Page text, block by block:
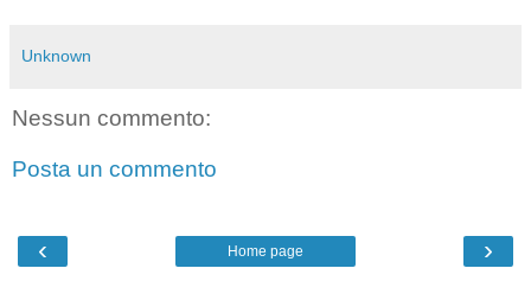
Unknown
Nessun commento:
Posta un commento
‹ ›
Home page